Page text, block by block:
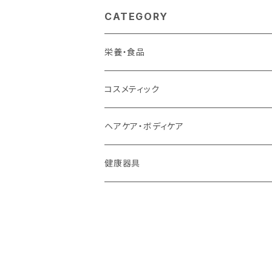
CATEGORY
栄養・食品
植物エキス商品
植物ミネラル
プロテイン
コスメティック
ヘナシリーズ
モイスチュアEXシリーズ
ヘアケア・ボディケア
健康器具